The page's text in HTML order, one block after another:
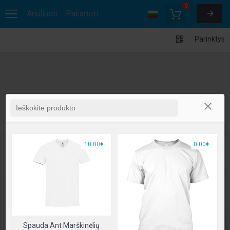
Anuliuoti Pakartoti
0
Parinktys
Spauda Ant Marškinėlių
10.00€ 0.00€